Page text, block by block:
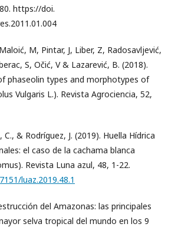
https://doi.
M, Pintar, J, Liber, Z, Radosavljević,
S, Očić, V & Lazarević, B. (2018).
phaseolin types and morphotypes of
Vulgaris L.). Revista Agrociencia, 52,
& Rodríguez, J. (2019). Huella Hídrica
el caso de la cachama blanca
Revista Luna azul, 48, 1-22.
luaz.2019.48.1
del Amazonas: las principales
selva tropical del mundo en los 9